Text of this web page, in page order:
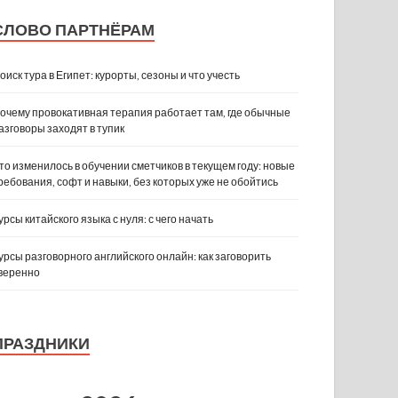
ПАРТНЁРАМ
тура в Египет: курорты, сезоны и что учесть
провокативная терапия работает там, где обычные
заходят в тупик
изменилось в обучении сметчиков в текущем году: новые
софт и навыки, без которых уже не обойтись
китайского языка с нуля: с чего начать
разговорного английского онлайн: как заговорить